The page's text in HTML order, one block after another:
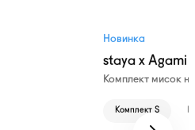
Новинка
staya x Agami
Комплект мисок
Комплект S